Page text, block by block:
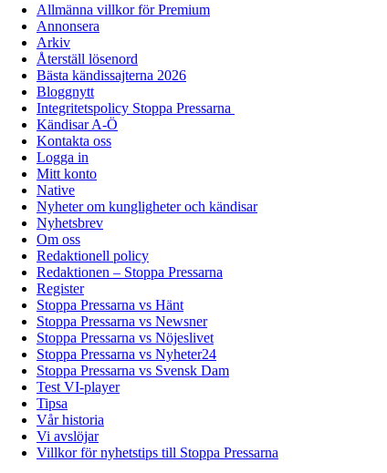
Allmänna villkor för Premium
Annonsera
Arkiv
Återställ lösenord
Bästa kändissajterna 2026
Bloggnytt
Integritetspolicy Stoppa Pressarna
Kändisar A-Ö
Kontakta oss
Logga in
Mitt konto
Native
Nyheter om kungligheter och kändisar
Nyhetsbrev
Om oss
Redaktionell policy
Redaktionen – Stoppa Pressarna
Register
Stoppa Pressarna vs Hänt
Stoppa Pressarna vs Newsner
Stoppa Pressarna vs Nöjeslivet
Stoppa Pressarna vs Nyheter24
Stoppa Pressarna vs Svensk Dam
Test VI-player
Tipsa
Vår historia
Vi avslöjar
Villkor för nyhetstips till Stoppa Pressarna